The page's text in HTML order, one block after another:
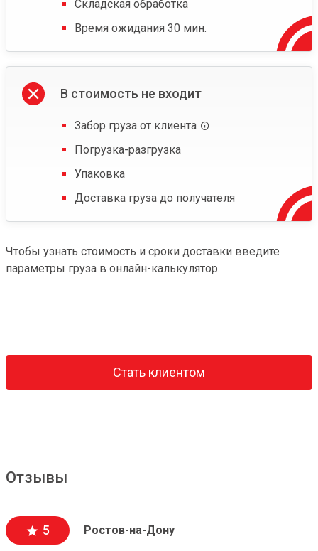
Складская обработка
Время ожидания 30 мин.
В стоимость не входит
Забор груза от клиента
Погрузка-разгрузка
Упаковка
Доставка груза до получателя
Чтобы узнать стоимость и сроки доставки введите
параметры груза в онлайн-калькулятор.
Стать клиентом
Отзывы
5 Ростов-на-Дону